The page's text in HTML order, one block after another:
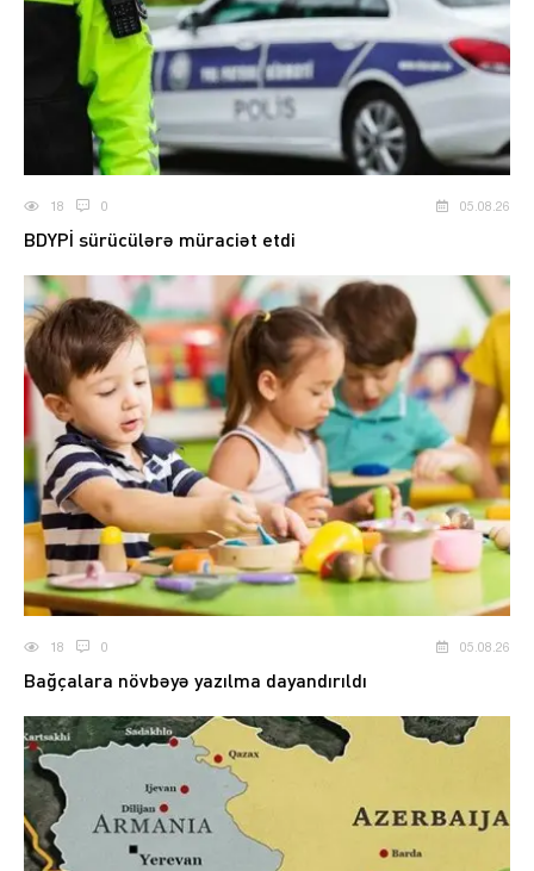
18 0 05.08.26
BDYPİ sürücülərə müraciət etdi
18 0 05.08.26
Bağçalara növbəyə yazılma dayandırıldı